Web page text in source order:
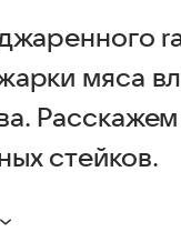
мяса
стейков.